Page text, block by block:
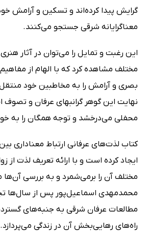
گرایش پیدا کرده‌اند و تسکین و آرامش
معناگرایانه شرقی جستجو می‌کنند.
این رغبت و تمایل را می‌توان در آثار
مختلف مشاهده کرد که با الهام از
بصری و آرامش را به مخاطبین خود منتقل
نهایت این گوهر گرانبهای عرفان و
محفلی می‌درخشد و توجه همگان را به
کتاب لذت‌های عرفانی ارتباط معناداری
ایجاد کرده است و با ارائه تعریف لذت از
مختلف آن را برمی‌شمرد و به بررسی آن‌ها
محمدمهدی اسماعیل‌پور پس از سال‌ها
مطالعات عرفان شرقی به جنبه‌های
راه‌های رهایی‌بخش آن در زندگی می‌پردازد.